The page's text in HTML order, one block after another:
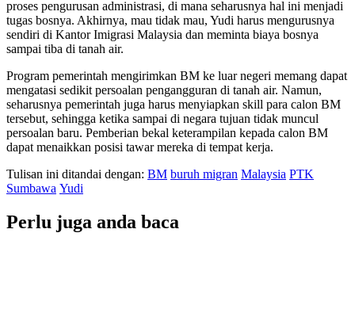
proses pengurusan administrasi, di mana seharusnya hal ini menjadi
tugas bosnya. Akhirnya, mau tidak mau, Yudi harus mengurusnya
sendiri di Kantor Imigrasi Malaysia dan meminta biaya bosnya
sampai tiba di tanah air.
Program pemerintah mengirimkan BM ke luar negeri memang dapat
mengatasi sedikit persoalan pengangguran di tanah air. Namun,
seharusnya pemerintah juga harus menyiapkan skill para calon BM
tersebut, sehingga ketika sampai di negara tujuan tidak muncul
persoalan baru. Pemberian bekal keterampilan kepada calon BM
dapat menaikkan posisi tawar mereka di tempat kerja.
Tulisan ini ditandai dengan: BM buruh migran Malaysia PTK
Sumbawa Yudi
Perlu juga anda baca